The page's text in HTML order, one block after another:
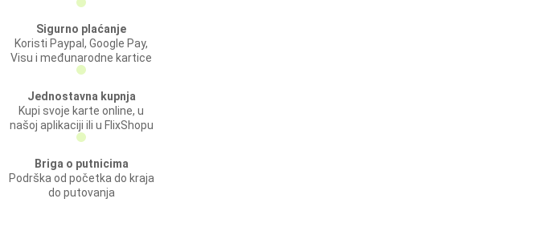
Sigurno plaćanje
Koristi Paypal, Google Pay,
Visu i međunarodne kartice
Jednostavna kupnja
Kupi svoje karte online, u
našoj aplikaciji ili u FlixShopu
Briga o putnicima
Podrška od početka do kraja
do putovanja